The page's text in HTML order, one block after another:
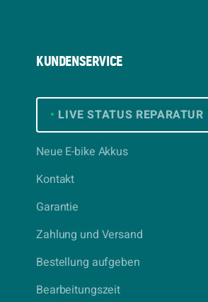
KUNDENSERVICE
• LIVE STATUS REPARATUR
Neue E-bike Akkus
Kontakt
Garantie
Zahlung und Versand
Bestellung aufgeben
Bearbeitungszeit